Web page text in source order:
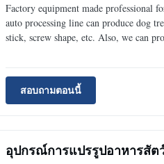
Factory equipment made professional
auto processing line can produce dog
stick, screw shape, etc. Also, we can
สอบถามตอนนี้
อุปกรณ์การแปรรูปอาหารสั